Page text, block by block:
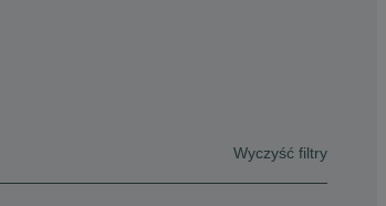
Wyczyść filtry